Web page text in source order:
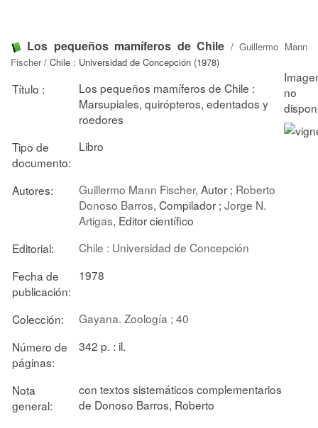
Los pequeños mamíferos de Chile /Guillermo Mann
Fischer/ Chile : Universidad de Concepción (1978)
Título :
Los pequeños mamíferos de Chile :
Marsupiales, quirópteros, edentados y
roedores
Tipo de
documento:
Libro
Autores: Guillermo Mann Fischer, Autor ; Roberto
Donoso Barros, Compilador ; Jorge N.
Artigas, Editor científico
Editorial:
Chile : Universidad de Concepción
Fecha de
publicación:
1978
Colección:
Gayana. Zoología ; 40
Número de
páginas:
342 p. : il.
Nota
general:
con textos sistemáticos complementarios
de Donoso Barros, Roberto